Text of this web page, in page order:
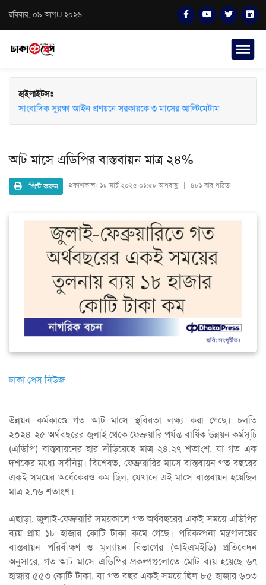
রবিবার, ০৯ আগU ২০২৬
হাইলাইটসঃ
সাংবাদিক সুরক্ষা আইন প্রণয়নে সরকারকে ৩ মাসের আল্টিমেটাম
আট মাসে এডিপির বাস্তবায়ন মাত্র ২৪%
প্রিন্ট করুন প্রকাশকালঃ ১৮ মার্চ ২০২৫ ০১:৫৮ অপরাহ্ণ | ৪৮১ বার পঠিত
ঢাকা প্রেস নিউজ
উন্নয়ন কর্মকাণ্ডে গত আট মাসে স্থবিরতা লক্ষ্য করা গেছে। চলতি
২০২৪-২৫ অর্থবছরের জুলাই থেকে ফেব্রুয়ারি পর্যন্ত বার্ষিক উন্নয়ন কর্মসূচি
(এডিপি) বাস্তবায়নের হার দাঁড়িয়েছে মাত্র ২৪.২৭ শতাংশ, যা গত এক
দশকের মধ্যে সর্বনিম্ন। বিশেষত, ফেব্রুয়ারির মাসে বাস্তবায়ন গত বছরের
একই সময়ের অর্ধেকেরও কম ছিল, যেখানে এই মাসে বাস্তবায়ন হয়েছিল
মাত্র ২.৭৬ শতাংশ।
এছাড়া, জুলাই-ফেব্রুয়ারি সময়কালে গত অর্থবছরের একই সময়ে এডিপির
ব্যয় প্রায় ১৮ হাজার কোটি টাকা কমে গেছে। পরিকল্পনা মন্ত্রণালয়ের
বাস্তবায়ন পরিবীক্ষণ ও মূল্যায়ন বিভাগের (আইএমইডি) প্রতিবেদন
অনুসারে, গত আট মাসে এডিপির প্রকল্পগুলোতে মোট ব্যয় হয়েছে ৬৭
হাজার ৫৫৩ কোটি টাকা, যা গত বছর একই সময়ে ছিল ৮৫ হাজার ৬০৩